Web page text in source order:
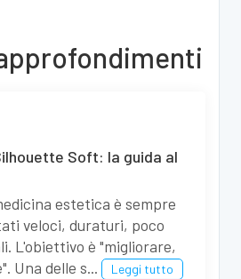
Soft: la guida al
estetica è sempre
veloci, duraturi, poco
L'obiettivo è "migliorare,
Una delle s...
Leggi tutto